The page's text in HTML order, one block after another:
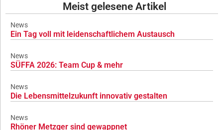
Meist gelesene Artikel
News
Ein Tag voll mit leidenschaftlichem Austausch
News
SÜFFA 2026: Team Cup & mehr
News
Die Lebensmittelzukunft innovativ gestalten
News
Rhöner Metzger sind gewappnet